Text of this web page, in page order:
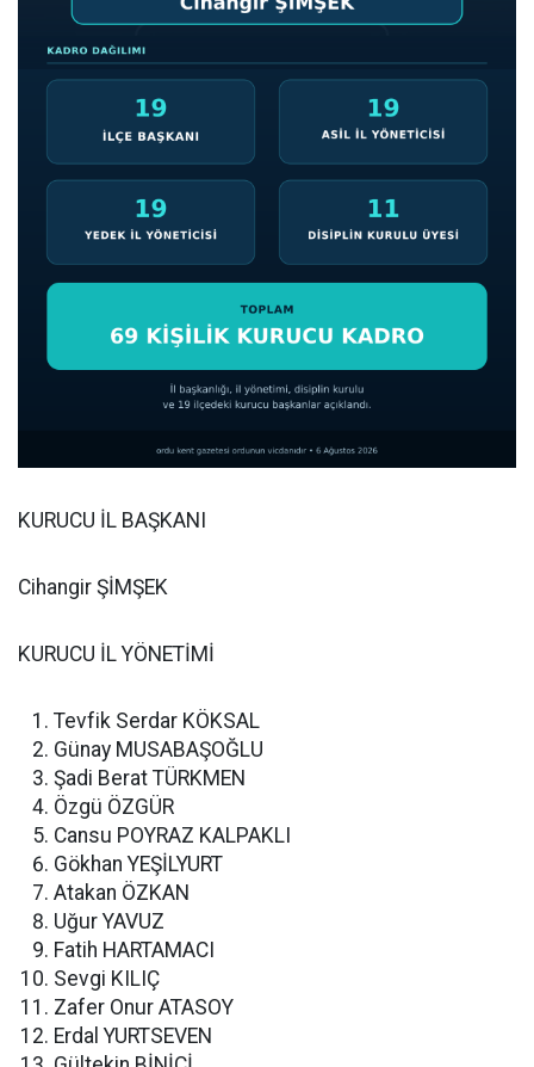
KURUCU İL BAŞKANI
Cihangir ŞİMŞEK
KURUCU İL YÖNETİMİ
Tevfik Serdar KÖKSAL
Günay MUSABAŞOĞLU
Şadi Berat TÜRKMEN
Özgü ÖZGÜR
Cansu POYRAZ KALPAKLI
Gökhan YEŞİLYURT
Atakan ÖZKAN
Uğur YAVUZ
Fatih HARTAMACI
Sevgi KILIÇ
Zafer Onur ATASOY
Erdal YURTSEVEN